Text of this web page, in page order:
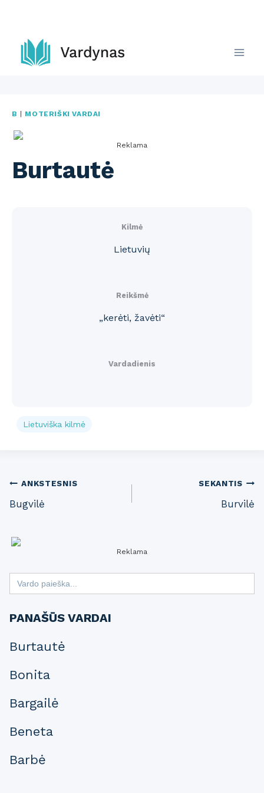
content
B | MOTERIŠKI VARDAI
Reklama
Burtautė
Kilmė
Lietuvių
Reikšmė
„kerėti, žavėti“
Vardadienis
Lietuviška kilmė
Post
navigation
ANKSTESNIS
Bugvilė
SEKANTIS
Burvilė
Reklama
Search
for:
PANAŠŪS VARDAI
Burtautė
Bonita
Bargailė
Beneta
Barbė